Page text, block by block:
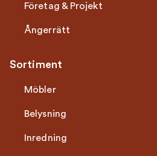
Företag & Projekt
Ångerrätt
Sortiment
Möbler
Belysning
Inredning